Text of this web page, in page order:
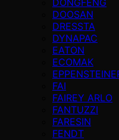
DONGFENG
DOOSAN
DRESSTA
DYNAPAC
EATON
ECOMAK
FAI
FAIREY ARLO
FANTUZZI
FARESIN
FENDT